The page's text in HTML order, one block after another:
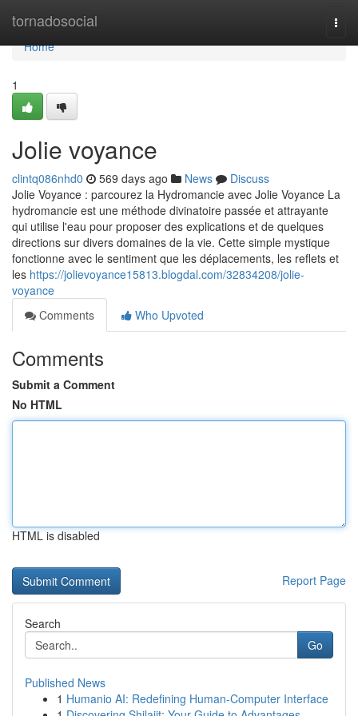
tornadosocial
Home
Home
1
Jolie voyance
clintq086nhd0 569 days ago News
Discuss
Jolie Voyance : parcourez la Hydromancie avec Jolie Voyance La
hydromancie est une méthode divinatoire passée et attrayante
qui utilise l'eau pour proposer des explications et de quelques
directions sur divers domaines de la vie. Cette simple mystique
fonctionne avec le sentiment que les déplacements, les reflets et
les https://jolievoyance15813.blogdal.com/32834208/jolie-
voyance
Comments
Who Upvoted
Comments
Submit a Comment
No HTML
HTML is disabled
Report Page
Search
Go
Published News
1 Humanio AI: Redefining Human-Computer Interface